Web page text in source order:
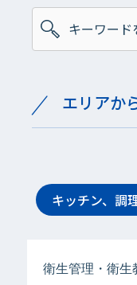
エリアか
キッチン、調
衛生管理・衛生
手指衛生用
手指衛生用
衛生管理・衛生
手指衛生用
ヘアケア＆ボデ
衣類用
手指衛生用
手指衛生用
手指衛生用